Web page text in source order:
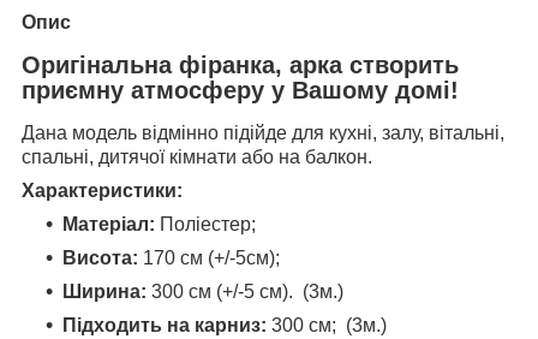
Опис
Оригінальна фіранка, арка створить
приємну атмосферу у Вашому домі!
Дана модель відмінно підійде для кухні, залу, вітальні,
спальні, дитячої кімнати або на балкон.
Характеристики:
Матеріал: Поліестер;
Висота: 170 см (+/-5см);
Ширина: 300 см (+/-5 см). (3м.)
Підходить на карниз: 300 см; (3м.)